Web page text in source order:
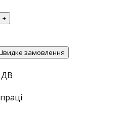
+
замовлення